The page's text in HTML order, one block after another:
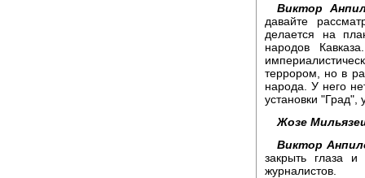
Виктор
давайте
делается на
народов
террором, но в
народа. У него
установки "Град",
Жозе
Виктор
закрыть глаза
журналистов.